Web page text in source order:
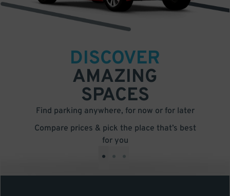
DISCOVER
AMAZING
SPACES
Find parking anywhere, for now or for later
Compare prices & pick the place that’s best
for you
• • •